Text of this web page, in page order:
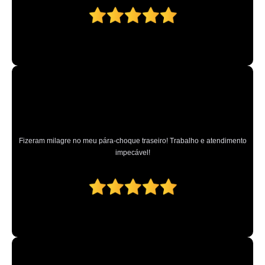
Fizeram milagre no meu pára-choque traseiro! Trabalho e atendimento
impecável!